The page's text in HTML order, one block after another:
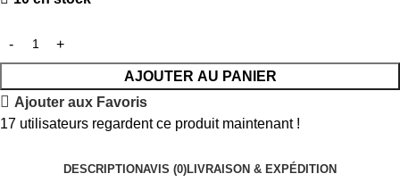
AJOUTER AU PANIER
Ajouter aux Favoris
17 utilisateurs regardent ce produit maintenant !
DESCRIPTIONAVIS (0)LIVRAISON & EXPÉDITION